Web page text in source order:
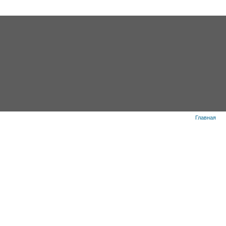
Главная